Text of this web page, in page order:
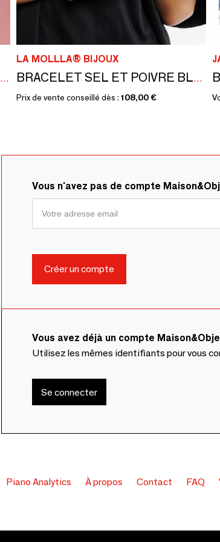
Kit à semer « Bonne retraite » fabriqué en France
LA MOLLLA® BIJOUX
BRACELET SEL ET POIVRE BLACK
Prix de vente conseillé dès : 108,00 €
Vous n'avez pas de compte
Vous avez déjà un compte
Utilisez les mêmes identifiants pour vous
Se connecter
Piano Analytics À propos Contact FAQ